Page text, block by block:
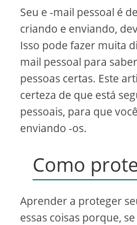
Seu e -mail pessoal é
criando e enviando,
Isso pode fazer muita
mail pessoal para
pessoas certas. Este
certeza de que está
pessoais, para que
enviando -os.
Como
Aprender a proteger
essas coisas porque,